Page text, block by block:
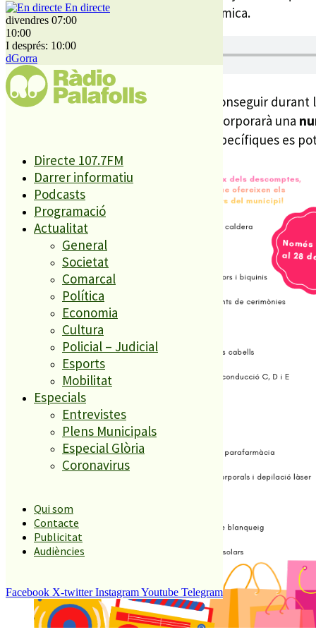
En directe
divendres 07:00
10:00
I després: 10:00
dGorra
Directe 107.7FM
Darrer informatiu
Podcasts
Programació
Actualitat
General
Societat
Comarcal
Política
Economia
Cultura
Policial – Judicial
Esports
Mobilitat
Especials
Entrevistes
Plens Municipals
Especial Glòria
Coronavirus
Qui som
Contacte
Publicitat
Audiències
Facebook X-twitter InstagramYoutube Telegram
Ballbé és regidora de Promoció Econòmica.
Aquests ventalls, també es podran aconseguir
d’ajudarà a suportar la calor també incorporarà una
participants i les seves promocions específiques es